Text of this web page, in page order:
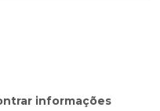
informações